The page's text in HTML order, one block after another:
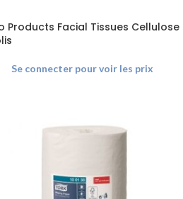
Products Facial Tissues Cellulose
Se connecter pour voir les prix